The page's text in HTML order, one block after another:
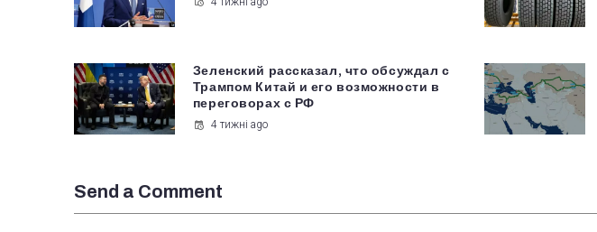
Зеленский рассказал, что обсуждал с
Трампом Китай и его возможности в
переговорах с РФ
4 тижні ago
Send a Comment